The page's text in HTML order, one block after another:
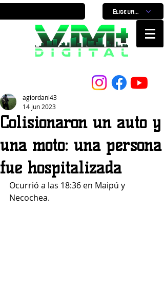
Elige un horario
Colisionaron un auto y
una moto: una persona
fue hospitalizada
agiordani43
14 jun 2023
Ocurrió a las 18:36 en Maipú y
Necochea.